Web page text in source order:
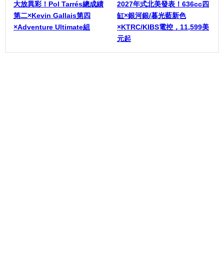
大放異彩！Pol Tarrés總成績
第二×Kevin Gallais第四
×Adventure Ultimate組
2027年式北美發表！636cc四
缸×銀河銀/暮光藍新色
×KTRC/KIBS電控，11,599美
元起